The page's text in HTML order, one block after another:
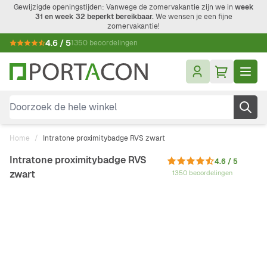
Ga naar de inhoud
Gewijzigde openingstijden: Vanwege de zomervakantie zijn we in week
31 en week 32 beperkt bereikbaar.We wensen je een fijne
zomervakantie!
4.6 / 51350 beoordelingen
Doorzoek de hele winkel
Home / Intratone proximitybadge RVS zwart
Intratone proximitybadge RVS
zwart
4.6 / 5
1350 beoordelingen